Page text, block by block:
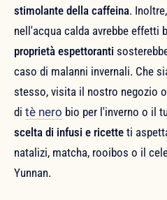
stimolante della caffeina.
nell'acqua calda avrebbe effetti
proprietà espettoranti
caso di malanni invernali. Che
stesso, visita il nostro negozio
di tè nero bio per l'inverno o il
scelta di infusi e ricette ti
natalizi, matcha, rooibos o il
Yunnan.